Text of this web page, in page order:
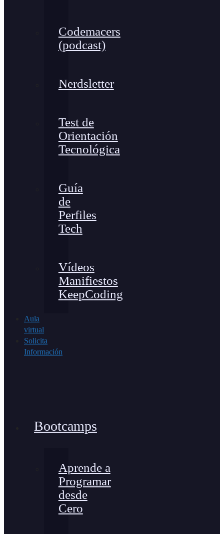
Codemacers
(podcast)
Nerdsletter
Test de
Orientación
Tecnológica
Guía
de
Perfiles
Tech
Vídeos
Manifiestos
KeepCoding
Aula
virtual
Solicita
Información
Bootcamps
Aprende a
Programar
desde
Cero